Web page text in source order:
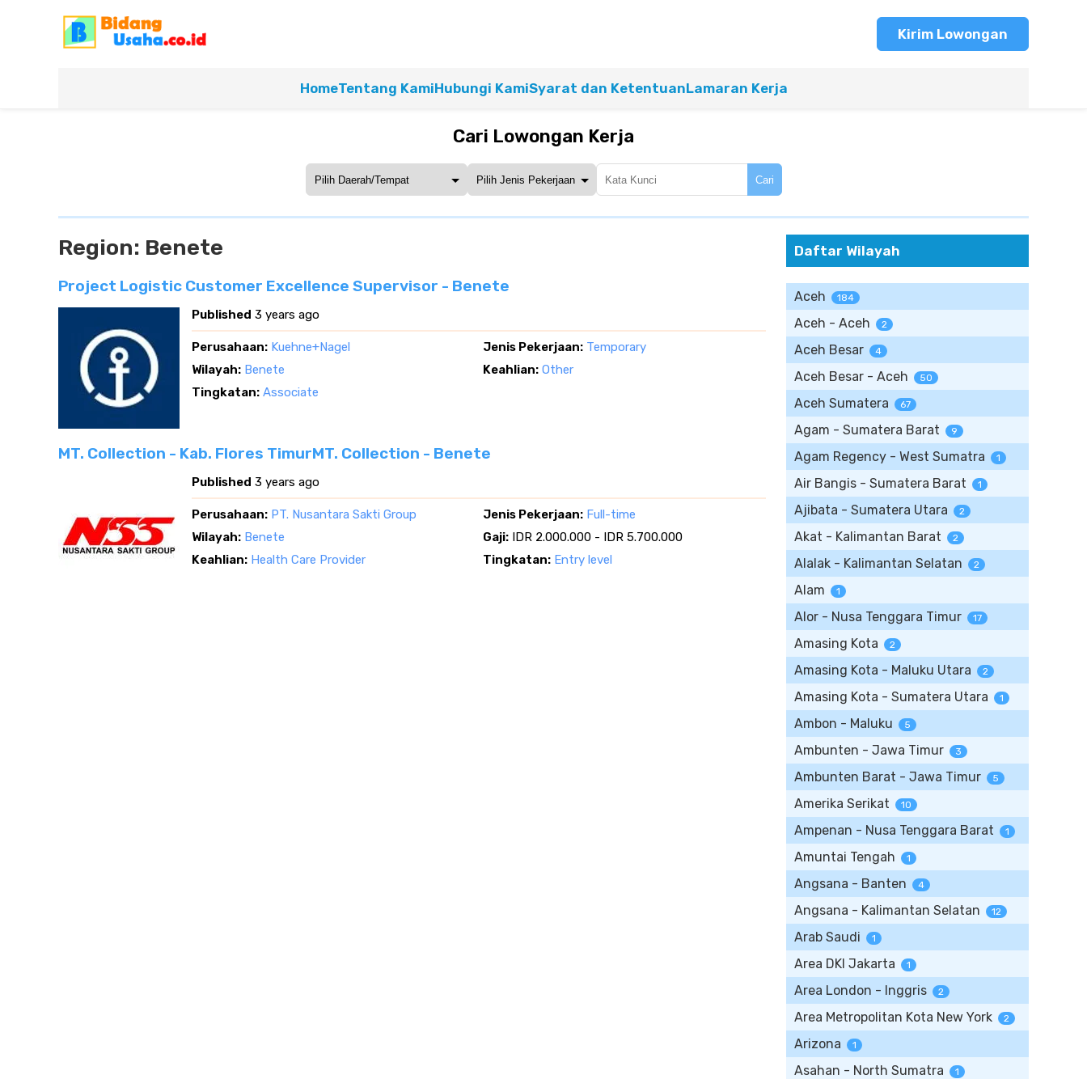
Kirim Lowongan
HomeTentang KamiHubungi KamiSyarat dan KetentuanLamaran Kerja
Cari Lowongan Kerja
Cari
Region: Benete
Project Logistic Customer Excellence Supervisor - Benete
Published 3 years ago
Perusahaan: Kuehne+Nagel Jenis Pekerjaan: Temporary
Wilayah: Benete Keahlian: Other
Tingkatan: Associate
MT. Collection - Kab. Flores TimurMT. Collection - Benete
Published 3 years ago
Perusahaan: PT. Nusantara Sakti Group Jenis Pekerjaan: Full-time
Wilayah: Benete Gaji: IDR 2.000.000 - IDR 5.700.000
Keahlian: Health Care Provider Tingkatan: Entry level
Daftar Wilayah
Aceh 184
Aceh - Aceh 2
Aceh Besar 4
Aceh Besar - Aceh 50
Aceh Sumatera 67
Agam - Sumatera Barat 9
Agam Regency - West Sumatra 1
Air Bangis - Sumatera Barat 1
Ajibata - Sumatera Utara 2
Akat - Kalimantan Barat 2
Alalak - Kalimantan Selatan 2
Alam 1
Alor - Nusa Tenggara Timur 17
Amasing Kota 2
Amasing Kota - Maluku Utara 2
Amasing Kota - Sumatera Utara 1
Ambon - Maluku 5
Ambunten - Jawa Timur 3
Ambunten Barat - Jawa Timur 5
Amerika Serikat 10
Ampenan - Nusa Tenggara Barat 1
Amuntai Tengah 1
Angsana - Banten 4
Angsana - Kalimantan Selatan 12
Arab Saudi 1
Area DKI Jakarta 1
Area London - Inggris 2
Area Metropolitan Kota New York 2
Arizona 1
Asahan - North Sumatra 1